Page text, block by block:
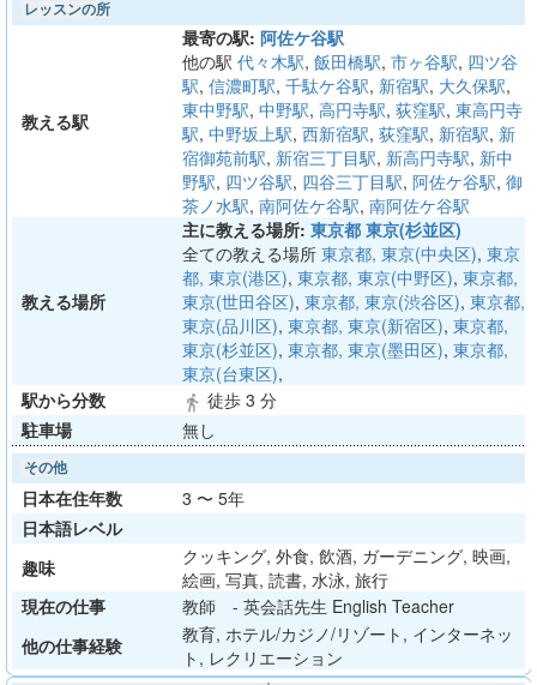
レッスンの所
教える駅
最寄の駅: 阿佐ケ谷駅
他の駅 代々木駅, 飯田橋駅, 市ヶ谷駅, 四ツ谷
駅, 信濃町駅, 千駄ケ谷駅, 新宿駅, 大久保駅,
東中野駅, 中野駅, 高円寺駅, 荻窪駅, 東高円寺
駅, 中野坂上駅, 西新宿駅, 荻窪駅, 新宿駅, 新
宿御苑前駅, 新宿三丁目駅, 新高円寺駅, 新中
野駅, 四ツ谷駅, 四谷三丁目駅, 阿佐ケ谷駅, 御
茶ノ水駅, 南阿佐ケ谷駅, 南阿佐ケ谷駅
教える場所
主に教える場所: 東京都 東京(杉並区)
全ての教える場所 東京都, 東京(中央区), 東京
都, 東京(港区), 東京都, 東京(中野区), 東京都,
東京(世田谷区), 東京都, 東京(渋谷区), 東京都,
東京(品川区), 東京都, 東京(新宿区), 東京都,
東京(杉並区), 東京都, 東京(墨田区), 東京都,
東京(台東区),
駅から分数
directions_walk 徒歩 3 分
駐車場
無し
その他
日本在住年数
3 〜 5年
日本語レベル
趣味
クッキング, 外食, 飲酒, ガーデニング, 映画,
絵画, 写真, 読書, 水泳, 旅行
現在の仕事
教師 - 英会話先生 English Teacher
他の仕事経験
教育, ホテル/カジノ/リゾート, インターネッ
ト, レクリエーション